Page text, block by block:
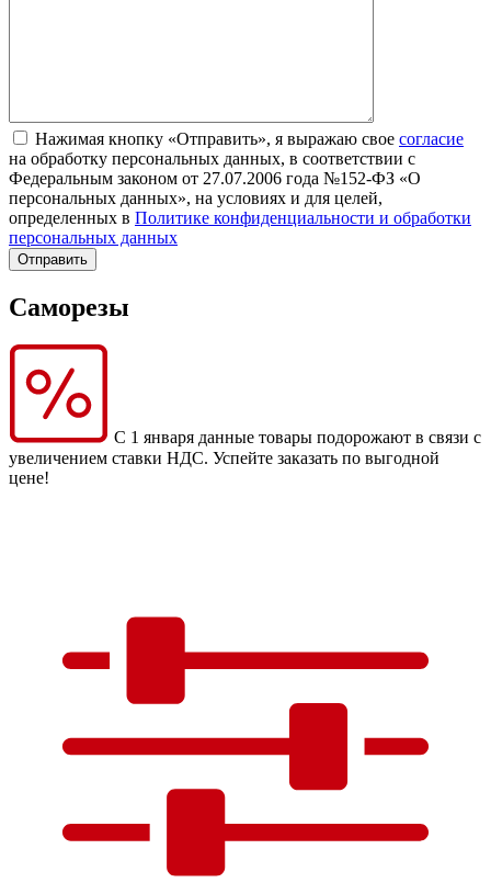
Нажимая кнопку «Отправить», я выражаю свое согласие
на обработку персональных данных, в соответствии с
Федеральным законом от 27.07.2006 года №152-ФЗ «О
персональных данных», на условиях и для целей,
определенных в Политике конфиденциальности и обработки
персональных данных
Саморезы
С 1 января данные товары подорожают в связи с
увеличением ставки НДС. Успейте заказать по выгодной
цене!